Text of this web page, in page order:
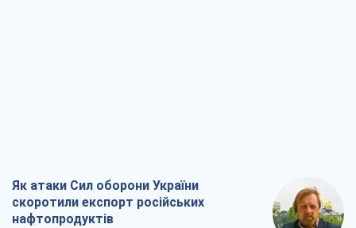
Як атаки Сил оборони України
скоротили експорт російських
нафтопродуктів